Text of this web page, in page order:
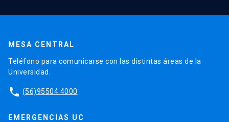
MESA CENTRAL
Teléfono para comunicarse con las distintas áreas de la
Universidad.
phone (56)95504 4000
EMERGENCIAS UC